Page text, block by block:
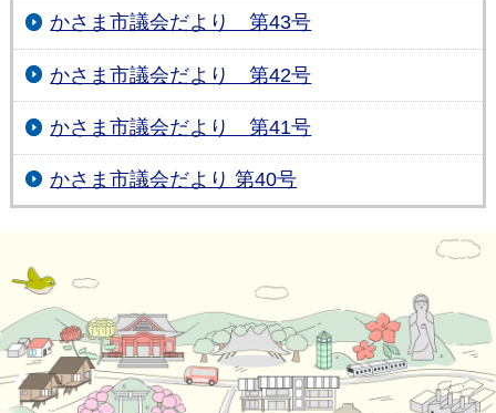
かさま市議会だより 第43号
かさま市議会だより 第42号
かさま市議会だより 第41号
かさま市議会だより 第40号